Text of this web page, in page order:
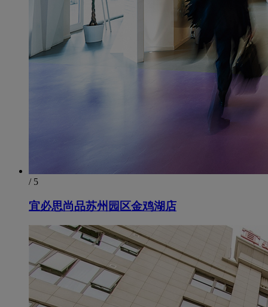
/ 5
宜必思尚品苏州园区金鸡湖店